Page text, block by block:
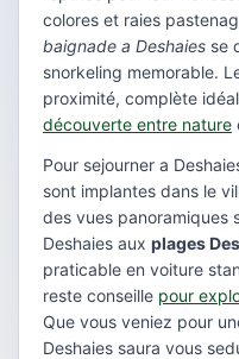
colores et raies
baignade a Deshaies se
snorkeling memorable.
proximité, complète
découverte entre nature
Pour sejourner a
sont implantes dans le
des vues panoramiques
Deshaies aux plages
praticable en voiture
reste conseille pour
Que vous veniez pour
Deshaies saura vous